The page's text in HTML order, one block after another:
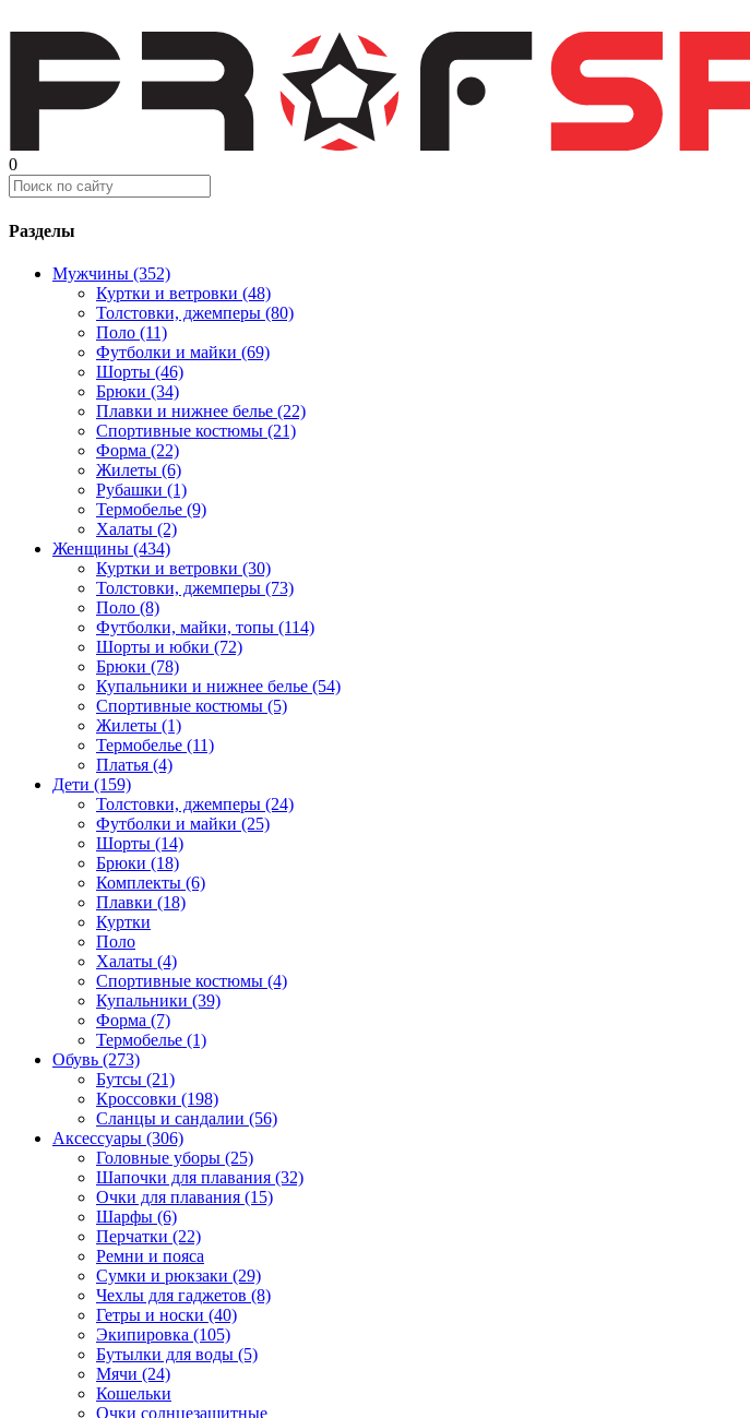
0
Разделы
Мужчины (352)
Куртки и ветровки (48)
Толстовки, джемперы (80)
Поло (11)
Футболки и майки (69)
Шорты (46)
Брюки (34)
Плавки и нижнее белье (22)
Спортивные костюмы (21)
Форма (22)
Жилеты (6)
Рубашки (1)
Термобелье (9)
Халаты (2)
Женщины (434)
Куртки и ветровки (30)
Толстовки, джемперы (73)
Поло (8)
Футболки, майки, топы (114)
Шорты и юбки (72)
Брюки (78)
Купальники и нижнее белье (54)
Спортивные костюмы (5)
Жилеты (1)
Термобелье (11)
Платья (4)
Дети (159)
Толстовки, джемперы (24)
Футболки и майки (25)
Шорты (14)
Брюки (18)
Комплекты (6)
Плавки (18)
Куртки
Поло
Халаты (4)
Спортивные костюмы (4)
Купальники (39)
Форма (7)
Термобелье (1)
Обувь (273)
Бутсы (21)
Кроссовки (198)
Сланцы и сандалии (56)
Аксессуары (306)
Головные уборы (25)
Шапочки для плавания (32)
Очки для плавания (15)
Шарфы (6)
Перчатки (22)
Ремни и пояса
Сумки и рюкзаки (29)
Чехлы для гаджетов (8)
Гетры и носки (40)
Экипировка (105)
Бутылки для воды (5)
Мячи (24)
Кошельки
Очки солнцезащитные